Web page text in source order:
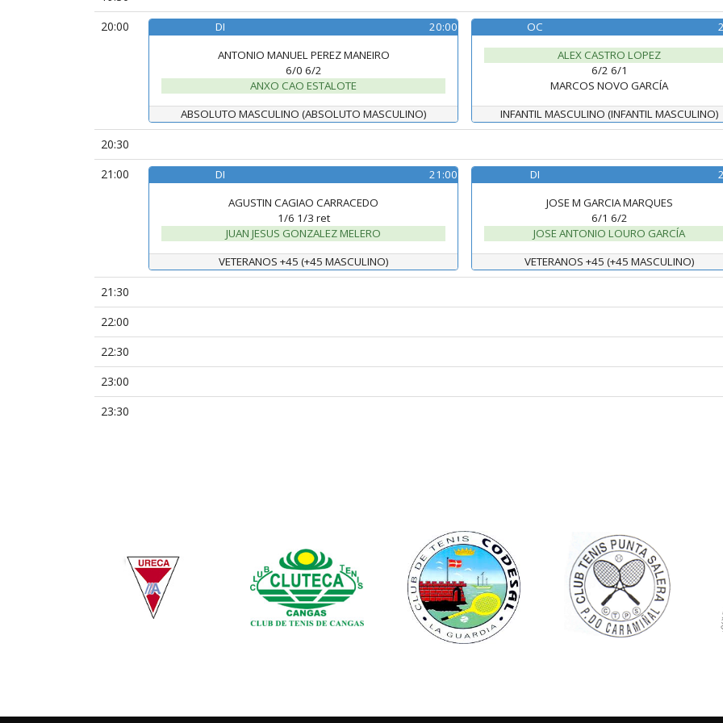
20:00
DI
20:00
ANTONIO MANUEL PEREZ MANEIRO
6/0 6/2
ANXO CAO ESTALOTE
ABSOLUTO MASCULINO (ABSOLUTO MASCULINO)
OC
ALEX CASTRO LOPEZ
6/2 6/1
MARCOS NOVO GARCÍA
INFANTIL MASCULINO (INFANTIL MASCULINO)
20:30
21:00
DI
21:00
AGUSTIN CAGIAO CARRACEDO
1/6 1/3 ret
JUAN JESUS GONZALEZ MELERO
VETERANOS +45 (+45 MASCULINO)
DI
JOSE M GARCIA MARQUES
6/1 6/2
JOSE ANTONIO LOURO GARCÍA
VETERANOS +45 (+45 MASCULINO)
21:30
22:00
22:30
23:00
23:30